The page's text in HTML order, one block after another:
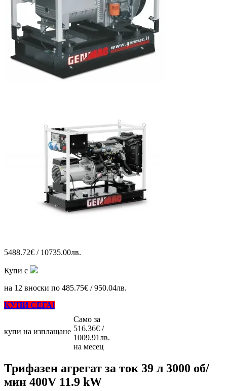
5488.72€ / 10735.00лв.
Купи с
на 12 вноски по 485.75€ / 950.04лв.
КУПИ СЕГА!
купи на изплащане
Само за
516.36€ /
1009.91лв.
на месец
Трифазен агрегат за ток 39 л 3000 об/
мин 400V 11.9 kW